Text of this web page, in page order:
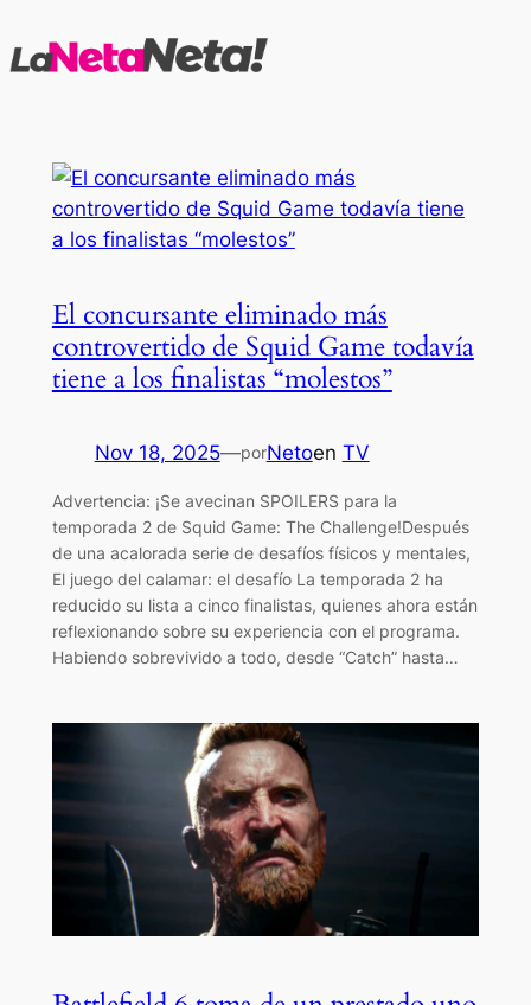
al
El concursante eliminado más
controvertido de Squid Game todavía
tiene a los finalistas “molestos”
Nov 18, 2025—porNetoen TV
Advertencia: ¡Se avecinan SPOILERS para la
temporada 2 de Squid Game: The Challenge!Después
de una acalorada serie de desafíos físicos y mentales,
El juego del calamar: el desafío La temporada 2 ha
reducido su lista a cinco finalistas, quienes ahora están
reflexionando sobre su experiencia con el programa.
Habiendo sobrevivido a todo, desde “Catch” hasta…